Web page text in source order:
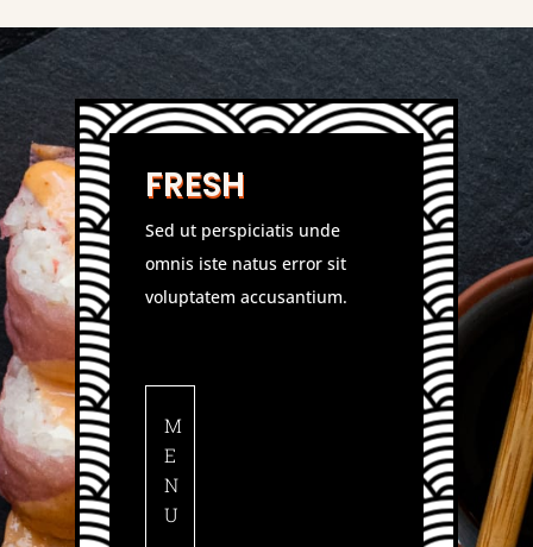
FRESH
Sed ut perspiciatis unde
omnis iste natus error sit
voluptatem accusantium.
M
E
N
U